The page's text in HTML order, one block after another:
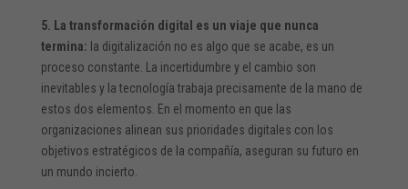
5. La transformación digital es un viaje que nunca
termina: la digitalización no es algo que se acabe, es un
proceso constante. La incertidumbre y el cambio son
inevitables y la tecnología trabaja precisamente de la mano de
estos dos elementos. En el momento en que las
organizaciones alinean sus prioridades digitales con los
objetivos estratégicos de la compañía, aseguran su futuro en
un mundo incierto.